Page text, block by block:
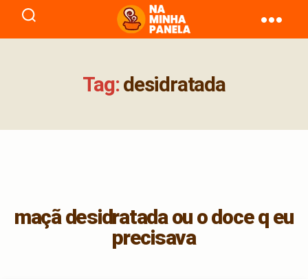
naminhapanela.com
Tag: desidratada
maçã desidratada ou o doce q eu
precisava